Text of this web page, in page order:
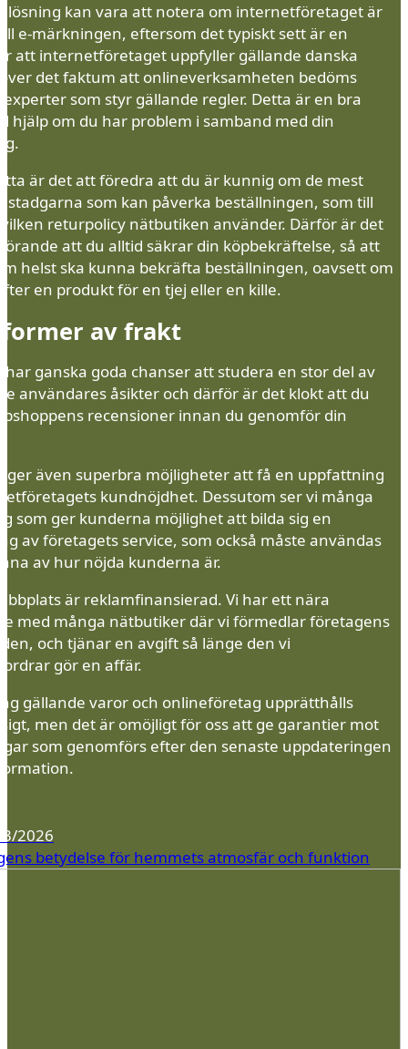
lösning kan vara att notera om internetföretaget är
e-märkningen, eftersom det typiskt sett är en
att internetföretaget uppfyller gällande danska
det faktum att onlineverksamheten bedöms
som styr gällande regler. Detta är en bra
hjälp om du har problem i samband med din
är det att föredra att du är kunnig om de mest
stadgarna som kan påverka beställningen, som till
returpolicy nätbutiken använder. Därför är det
att du alltid säkrar din köpbekräftelse, så att
helst ska kunna bekräfta beställningen, oavsett om
en produkt för en tjej eller en kille.
av frakt
har ganska goda chanser att studera en stor del av
användares åsikter och därför är det klokt att du
recensioner innan du genomför din
ger även superbra möjligheter att få en uppfattning
kundnöjdhet. Dessutom ser vi många
som ger kunderna möjlighet att bilda sig en
av företagets service, som också måste användas
av hur nöjda kunderna är.
är reklamfinansierad. Vi har ett nära
med många nätbutiker där vi förmedlar företagens
och tjänar en avgift så länge den vi
gör en affär.
gällande varor och onlineföretag upprätthålls
men det är omöjligt för oss att ge garantier mot
som genomförs efter den senaste uppdateringen
2026
betydelse för hemmets atmosfär och funktion